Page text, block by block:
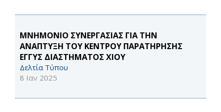
MΝΗΜΟΝΙΟ ΣΥΝΕΡΓΑΣΙΑΣ ΓΙΑ ΤΗΝ
ΑΝΑΠΤΥΞΗ ΤΟΥ ΚΕΝΤΡΟΥ ΠΑΡΑΤΗΡΗΣΗΣ
ΕΓΓΥΣ ΔΙΑΣΤΗΜΑΤΟΣ ΧΙΟΥ
Δελτία Τύπου
8 Ιαν 2025